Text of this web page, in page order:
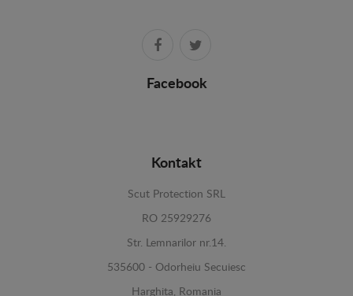
Facebook
Kontakt
Scut Protection SRL
RO 25929276
Str. Lemnarilor nr.14.
535600 - Odorheiu Secuiesc
Harghita, Romania